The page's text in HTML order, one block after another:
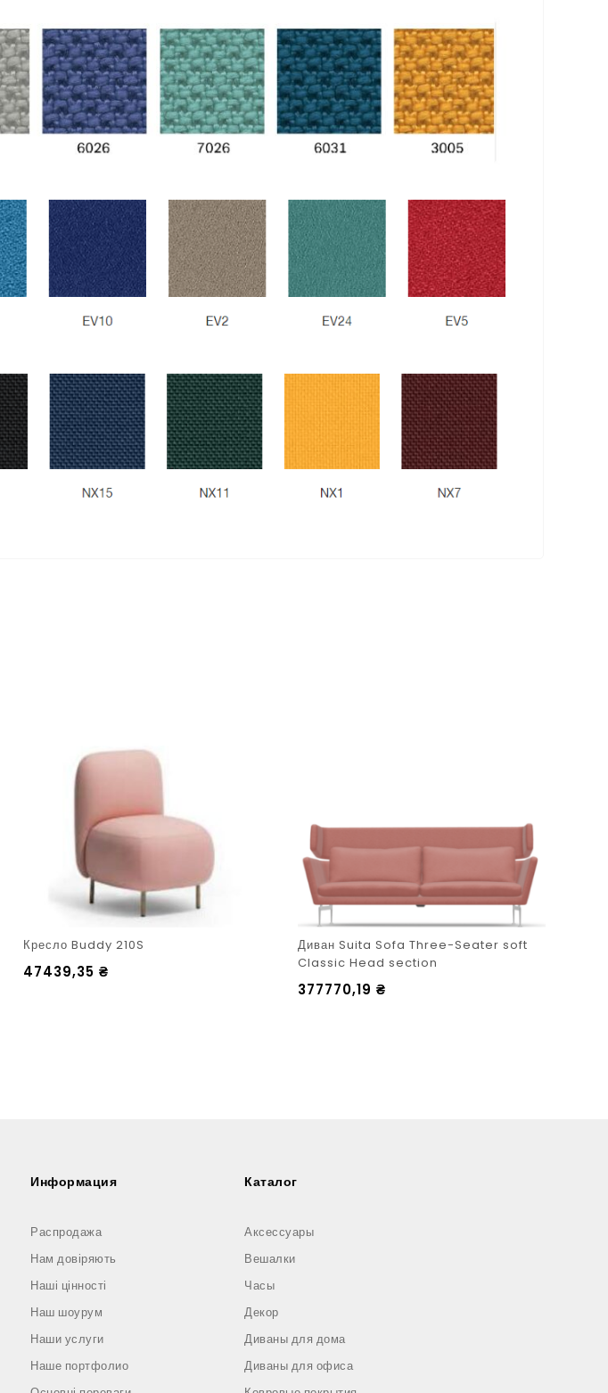
Кресло Buddy 210S
47439,35 ₴
Диван Suita Sofa Three-Seater soft
Classic Head section
377770,19 ₴
Информация
Распродажа
Нам довіряють
Наші цінності
Наш шоурум
Наши услуги
Наше портфолио
Каталог
Аксессуары
Вешалки
Часы
Декор
Диваны для дома
Диваны для офиса